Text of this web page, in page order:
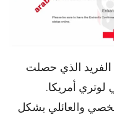
الفريد الذي حصلت
أمريكا.
والعائلي بشكل